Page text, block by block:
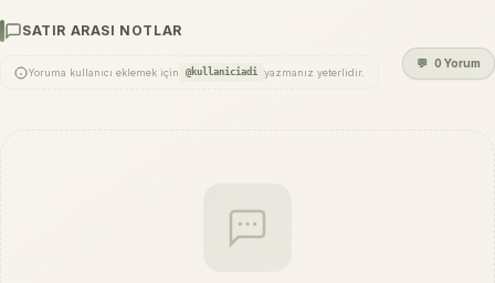
SATIR ARASI NOTLAR
Yoruma kullanıcı eklemek için @kullaniciadi yazmanız yeterlidir.
💬 0 Yorum